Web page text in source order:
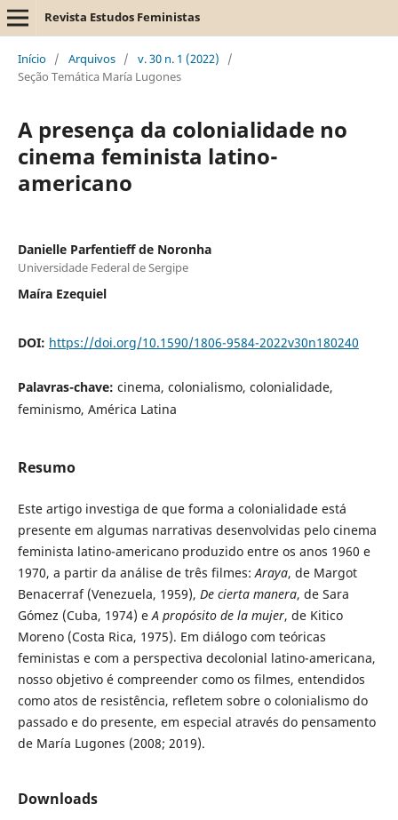
Revista Estudos Feministas
Início / Arquivos / v. 30 n. 1 (2022)
/
Seção Temática María Lugones
A presença da colonialidade no
cinema feminista latino-
americano
Danielle Parfentieff de Noronha
Universidade Federal de Sergipe
Maíra Ezequiel
DOI: https://doi.org/10.1590/1806-9584-2022v30n180240
Palavras-chave: cinema, colonialismo, colonialidade,
feminismo, América Latina
Resumo
Este artigo investiga de que forma a colonialidade está
presente em algumas narrativas desenvolvidas pelo cinema
feminista latino-americano produzido entre os anos 1960 e
1970, a partir da análise de três filmes:Araya, de Margot
Benacerraf (Venezuela, 1959), De cierta manera, de Sara
Gómez (Cuba, 1974) eA propósito de la mujer, de Kitico
Moreno (Costa Rica, 1975). Em diálogo com teóricas
feministas e com a perspectiva decolonial latino-americana,
nosso objetivo é compreender como os filmes, entendidos
como atos de resistência, refletem sobre o colonialismo do
passado e do presente, em especial através do pensamento
de María Lugones (2008; 2019).
Downloads